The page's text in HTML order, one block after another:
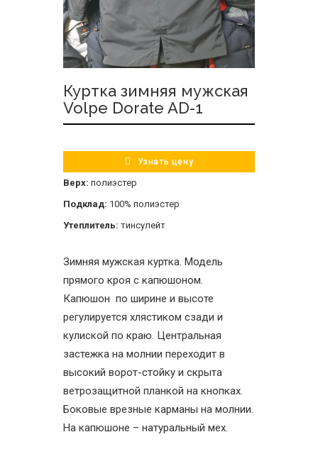
Куртка зимняя мужская
Volpe Dorate AD-1
Узнать цену
Верх: полиэстер
Подклад: 100% полиэстер
Утеплитель: тинсулейт
Зимняя мужская куртка. Модель
прямого кроя с капюшоном.
Капюшон по ширине и высоте
регулируется хлястиком сзади и
кулиской по краю. Центральная
застежка на молнии переходит в
высокий ворот-стойку и скрыта
ветрозащитной планкой на кнопках.
Боковые врезные карманы на молнии.
На капюшоне – натуральный мех.